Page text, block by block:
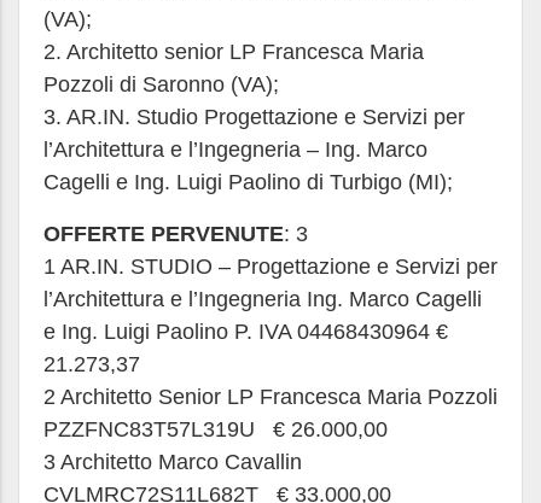
(VA);
2. Architetto senior LP Francesca Maria
Pozzoli di Saronno (VA);
3. AR.IN. Studio Progettazione e Servizi per
l’Architettura e l’Ingegneria – Ing. Marco
Cagelli e Ing. Luigi Paolino di Turbigo (MI);
OFFERTE PERVENUTE: 3
1 AR.IN. STUDIO – Progettazione e Servizi per
l’Architettura e l’Ingegneria Ing. Marco Cagelli
e Ing. Luigi Paolino P. IVA 04468430964 €
21.273,37
2 Architetto Senior LP Francesca Maria Pozzoli
PZZFNC83T57L319U € 26.000,00
3 Architetto Marco Cavallin
CVLMRC72S11L682T € 33.000,00